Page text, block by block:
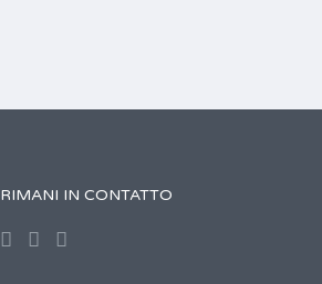
RIMANI IN CONTATTO